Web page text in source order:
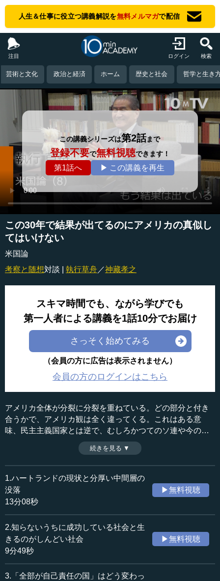
人生＆仕事に役立つ講義解説を無料メルマガで配信
注目 ログイン 検索
芸術と文化 政治と経済 ホーム 歴史と社会 哲学と生き
この講義シリーズは第2話まで
登録不要で無料視聴できます！
第1話へ ▶ この講義を再生
この30年で結果が出てるのにアメリカの真似し
てはいけない
米国論
考察と随想対談 | 執行草舟 ／神藏孝之
スキマ時間でも、ながら学びでも
第一人者による講義を1話10分でお届け
さっそく始めてみる
（会員の方に広告は表示されません）
会員の方のログインはこちら
アメリカ全体が分裂に分裂を重ねている。どの部分と付き
合うかで、アメリカ観は全く違ってくる。これはある意
味、民主主義国家とは逆で、むしろかつてのソ連や今の北
朝鮮などと同じである。また、人間の考える知恵には限界
があり、移民問題などにしても、もう結果が出ている。そ
れらを真似るのは馬鹿げたことで、そう考えたとき、次の
民主主義の旗手になりうるのは日本なのかもしれない。た
だし、やる気を出してはいけない。これは悪口ではなく、
日本は、上層部が何もしないほうがいい国なのである。
収録日：2024年10月22日
追加日：2025年2月14日
カテゴリー：
哲学・思想
≪全文≫
●分裂に分裂を重ねる社会の姿
執行 （アジア人への）差別は、中心部のハートランドの
続きを見る ▼
1.ハートランドの現状と分厚い中間層の
没落
13分08秒
▶無料視聴
2.知らないうちに成功している社会と生
きるのがしんどい社会
9分49秒
▶無料視聴
3.「全部が自己責任の国」はどう変わっ